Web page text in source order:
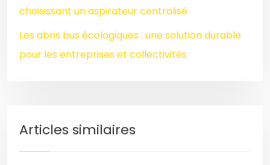
choisissant un aspirateur centralisé
Les abris bus écologiques : une solution durable
pour les entreprises et collectivités
Articles similaires